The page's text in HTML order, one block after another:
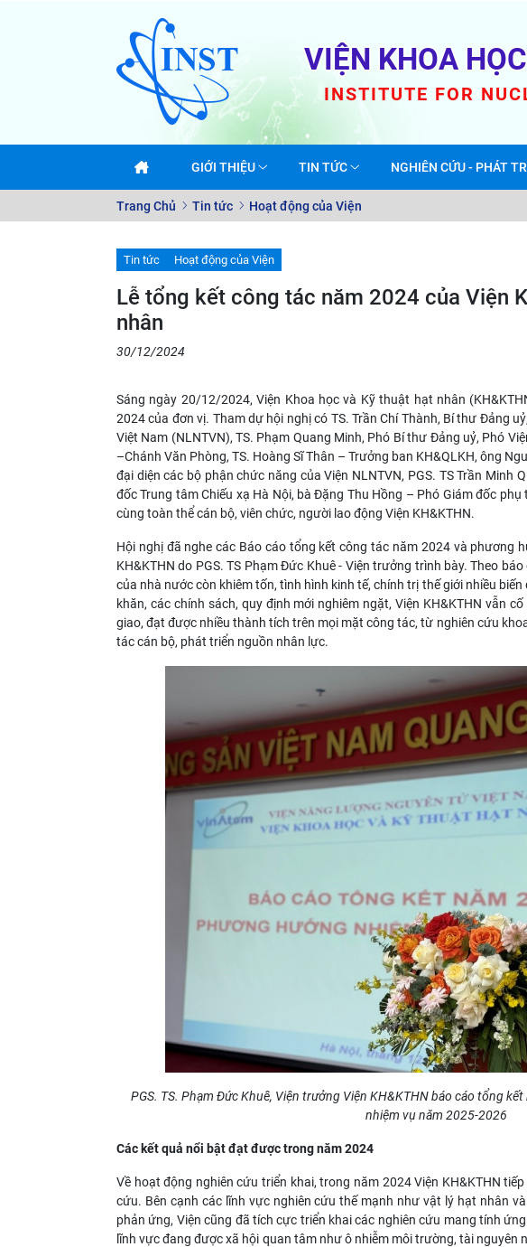
VIỆN KHOA
INSTITUTE FOR
GIỚI THIỆU TIN TỨC NGHIÊN CỨU - PHÁT
Trang Chủ Tin tức Hoạt động của Viện
Tin tức Hoạt động của Viện
Lễ tổng kết công tác năm 2024 của Viện
nhân
30/12/2024
Sáng ngày 20/12/2024, Viện Khoa học và Kỹ thuật hạt nhân
2024 của đơn vị. Tham dự hội nghị có TS. Trần Chí Thành, Bí thư Đảng
Việt Nam (NLNTVN), TS. Phạm Quang Minh, Phó Bí thư Đảng uỷ, Phó
–Chánh Văn Phòng, TS. Hoàng Sĩ Thân – Trưởng ban KH&QLKH, ông
đại diện các bộ phận chức năng của Viện NLNTVN, PGS. TS Trần Minh
đốc Trung tâm Chiếu xạ Hà Nội, bà Đặng Thu Hồng – Phó Giám đốc
cùng toàn thể cán bộ, viên chức, người lao động Viện KH&KTHN.
Hội nghị đã nghe các Báo cáo tổng kết công tác năm 2024 và phương
KH&KTHN do PGS. TS Phạm Đức Khuê - Viện trưởng trình bày. Theo
của nhà nước còn khiêm tốn, tình hình kinh tế, chính trị thế giới nhiều
khăn, các chính sách, quy định mới nghiêm ngặt, Viện KH&KTHN vẫn
giao, đạt được nhiều thành tích trên mọi mặt công tác, từ nghiên cứu
tác cán bộ, phát triển nguồn nhân lực.
PGS. TS. Phạm Đức Khuê, Viện trưởng Viện KH&KTHN báo cáo tổng
nhiệm vụ năm 2025-2026
Các kết quả nổi bậtđạt được trong năm 2024
Về hoạt động nghiên cứu triển khai, trong năm 2024 Viện KH&KTHN
cứu. Bên cạnh các lĩnh vực nghiên cứu thế mạnh như vật lý hạt nhân
phản ứng, Viện cũng đã tích cực triển khai các nghiên cứu mang tính
lĩnh vực đang được xã hội quan tâm như ô nhiễm môi trường, tài nguyên